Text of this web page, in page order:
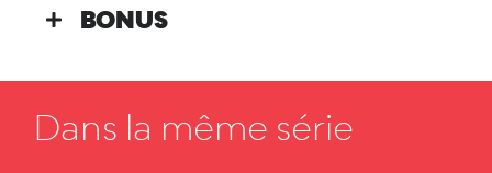
BONUS
Dans la même série